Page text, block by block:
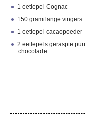
1 eetlepel Cognac
150 gram lange vingers
1 eetlepel cacaopoeder
2 eetlepels geraspte
chocolade